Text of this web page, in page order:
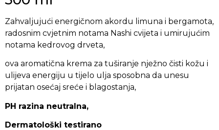
Zahvaljujući energičnom akordu limuna i bergamota,
radosnim cvjetnim notama Nashi cvijeta i umirujućim
notama kedrovog drveta,
ova aromatična krema za tuširanje nježno čisti kožu i
ulijeva energiju u tijelo ulja sposobna da unesu
prijatan osećaj sreće i blagostanja,
PH razina neutralna,
Dermatološki testirano